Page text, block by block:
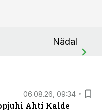
Nädal
06.08.26, 09:34
Ahti Kalde